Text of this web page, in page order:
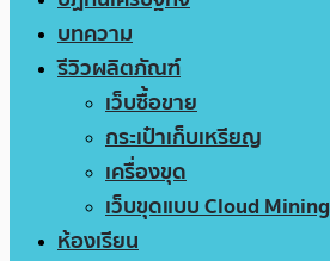
บทความ
รีวิวผลิตภัณฑ์
เว็บซื้อขาย
กระเป๋าเก็บเหรียญ
เครื่องขุด
เว็บขุดแบบ Cloud Mining
ห้องเรียน